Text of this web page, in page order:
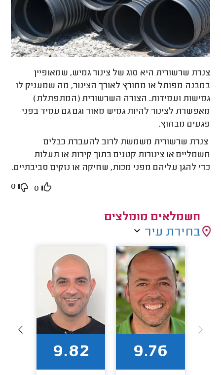
צנרת שרשורית היא סוג של צינור גמיש, שמאופיין
במבנה מפותל או מחורץ לאורך הצינור, מה שמעניק לו
גמישות ועמידות. הצורה השרשורית (המתפתלת)
מאפשרת לצינור להיות גמיש מאוד וגם גם עמיד בפני
פגעים מבחוץ.
צנרת שרשורית משמשת לרוב להעברת כבלים
חשמליים או צינורות קטנים בתוך קירות או תעלות
כדי להגן עליהם מפני מכות, שחיקה או נזקים סביבתיים.
0
0
חשמלאים מומלצים
בחירת עיר
9.76
9.82